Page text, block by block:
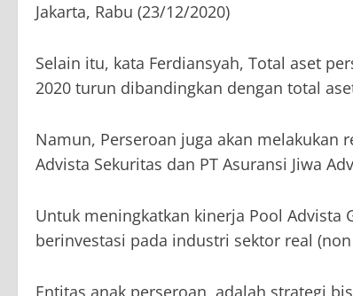
Jakarta, Rabu (23/12/2020)
Selain itu, kata Ferdiansyah, Total aset
2020 turun dibandingkan dengan total
Namun, Perseroan juga akan melakukan
Advista Sekuritas dan PT Asuransi Jiwa
Untuk meningkatkan kinerja Pool Advista
berinvestasi pada industri sektor real
Entitas anak perseroan, adalah strategi